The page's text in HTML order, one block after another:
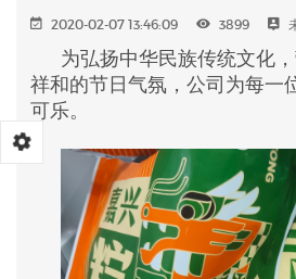
2020-02-07 13:46:09 3899
为弘扬中华民族传统文化，
祥和的节日气氛，公司为每一
可乐。